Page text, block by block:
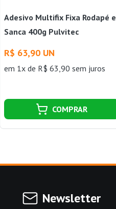
Adesivo Multifix Fixa Rodapé e
Sanca 400g Pulvitec
R$ 63,90 UN
em 1x de R$ 63,90 sem juros
COMPRAR
Newsletter